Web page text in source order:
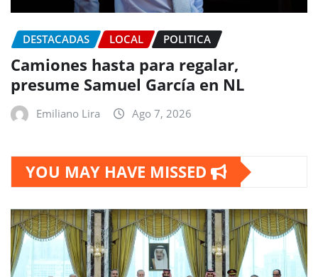
DESTACADAS LOCAL POLITICA
Camiones hasta para regalar,
presume Samuel García en NL
Emiliano Lira Ago 7, 2026
YOU MAY HAVE MISSED